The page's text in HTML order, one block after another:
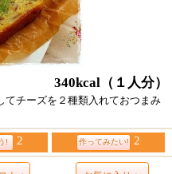
340kcal （１人分）
てチーズを２種類入れておつまみ
! 2 作ってみたい! 2